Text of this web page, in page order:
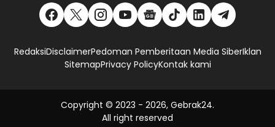
RedaksiDisclaimerPedoman Pemberitaan Media SiberIklan
SitemapPrivacy PolicyKontak kami
Copyright © 2023 - 2026, Gebrak24.
All right reserved